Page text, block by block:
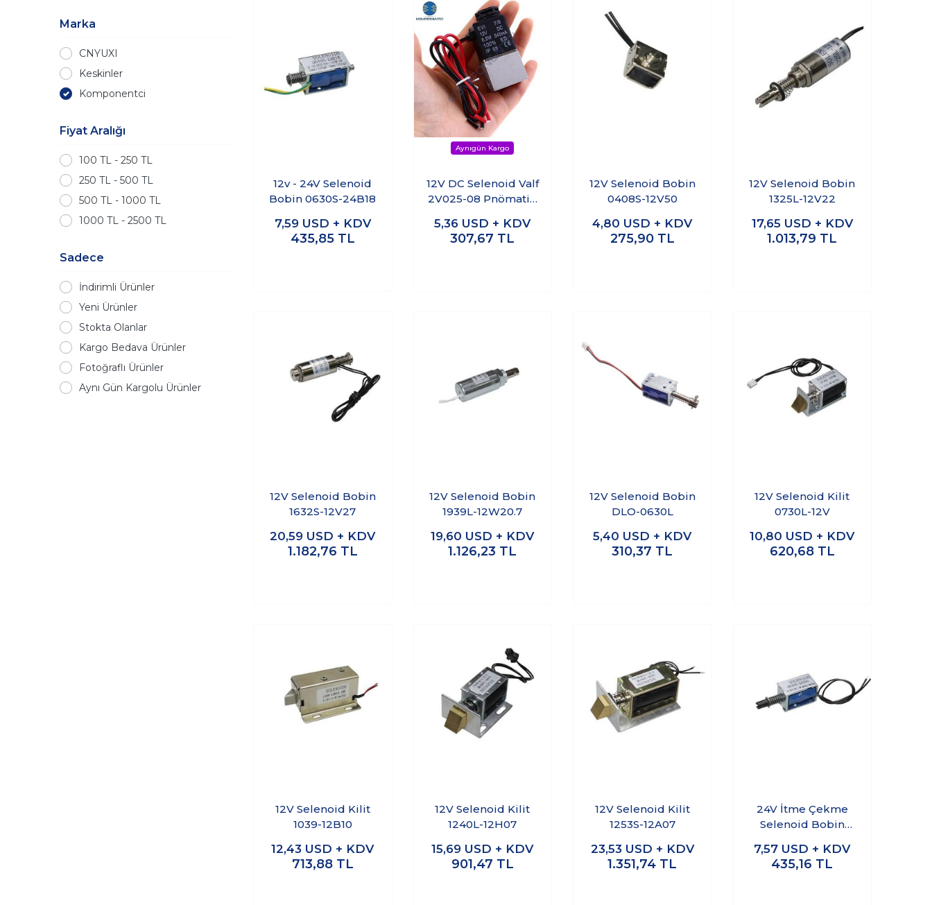
Marka
CNYUXI
Keskinler
Komponentci
Fiyat Aralığı
100 TL - 250 TL
250 TL - 500 TL
500 TL - 1000 TL
1000 TL - 2500 TL
Sadece
İndirimli Ürünler
Yeni Ürünler
Stokta Olanlar
Kargo Bedava Ürünler
Fotoğraflı Ürünler
Aynı Gün Kargolu Ürünler
12v - 24V Selenoid
Bobin 0630S-24B18
7,59 USD + KDV
435,85 TL
12V DC Selenoid Valf
2V025-08 Pnömatik
5,36 USD + KDV
307,67 TL
12V Selenoid Bobin
0408S-12V50
4,80 USD + KDV
275,90 TL
12V Selenoid Bobin
1325L-12V22
17,65 USD + KDV
1.013,79 TL
12V Selenoid Bobin
1632S-12V27
20,59 USD + KDV
1.182,76 TL
12V Selenoid Bobin
1939L-12W20.7
19,60 USD + KDV
1.126,23 TL
12V Selenoid Bobin
DLO-0630L
5,40 USD + KDV
310,37 TL
12V Selenoid Kilit
0730L-12V
10,80 USD + KDV
620,68 TL
12V Selenoid Kilit
1039-12B10
12,43 USD + KDV
713,88 TL
12V Selenoid Kilit
1240L-12H07
15,69 USD + KDV
901,47 TL
12V Selenoid Kilit
1253S-12A07
23,53 USD + KDV
1.351,74 TL
24V İtme Çekme
Selenoid Bobin
7,57 USD + KDV
435,16 TL